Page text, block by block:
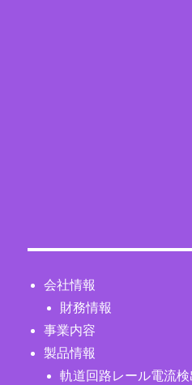
会社情報
財務情報
事業内容
製品情報
軌道回路レール電流